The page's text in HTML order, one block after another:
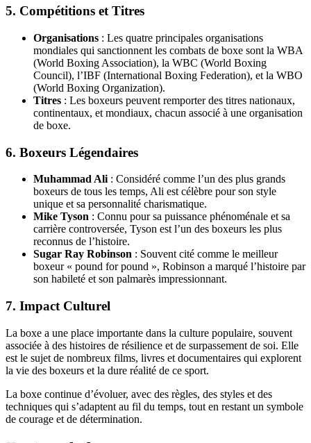
5. Compétitions et Titres
Organisations : Les quatre principales organisations
mondiales qui sanctionnent les combats de boxe sont la WBA
(World Boxing Association), la WBC (World Boxing
Council), l’IBF (International Boxing Federation), et la WBO
(World Boxing Organization).
Titres : Les boxeurs peuvent remporter des titres nationaux,
continentaux, et mondiaux, chacun associé à une organisation
de boxe.
6. Boxeurs Légendaires
Muhammad Ali: Considéré comme l’un des plus grands
boxeurs de tous les temps, Ali est célèbre pour son style
unique et sa personnalité charismatique.
Mike Tyson : Connu pour sa puissance phénoménale et sa
carrière controversée, Tyson est l’un des boxeurs les plus
reconnus de l’histoire.
Sugar Ray Robinson : Souvent cité comme le meilleur
boxeur « pound for pound », Robinson a marqué l’histoire par
son habileté et son palmarès impressionnant.
7. Impact Culturel
La boxe a une place importante dans la culture populaire, souvent
associée à des histoires de résilience et de surpassement de soi. Elle
est le sujet de nombreux films, livres et documentaires qui explorent
la vie des boxeurs et la dure réalité de ce sport.
La boxe continue d’évoluer, avec des règles, des styles et des
techniques qui s’adaptent au fil du temps, tout en restant un symbole
de courage et de détermination.